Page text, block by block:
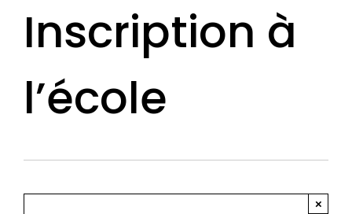
Inscription à
l’école
×